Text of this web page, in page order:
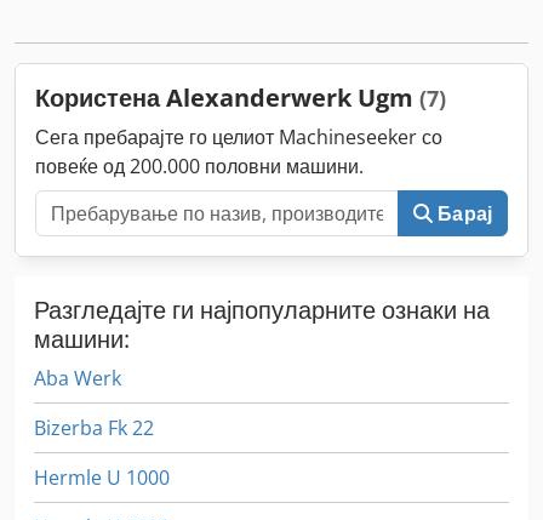
Користена Alexanderwerk Ugm (7)
Сега пребарајте го целиот Machineseeker со
повеќе од 200.000 половни машини.
Барај
Разгледајте ги најпопуларните ознаки на
машини:
Aba Werk
Bizerba Fk 22
Hermle U 1000